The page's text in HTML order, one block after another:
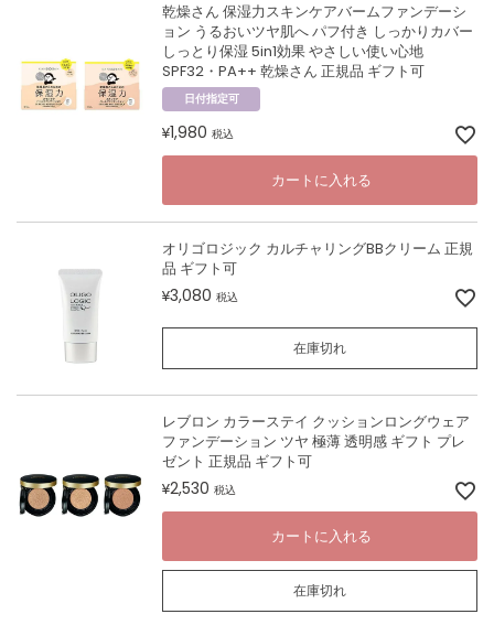
乾燥さん 保湿力スキンケアバームファンデーシ
ョン うるおいツヤ肌へ パフ付き しっかりカバー
しっとり保湿 5in1効果 やさしい使い心地
SPF32・PA++ 乾燥さん 正規品 ギフト可
日付指定可
¥1,980 税込
カートに入れる
オリゴロジック カルチャリングBBクリーム 正規
品 ギフト可
¥3,080 税込
在庫切れ
レブロン カラーステイ クッションロングウェア
ファンデーション ツヤ 極薄 透明感 ギフト プレ
ゼント 正規品 ギフト可
¥2,530 税込
カートに入れる
在庫切れ